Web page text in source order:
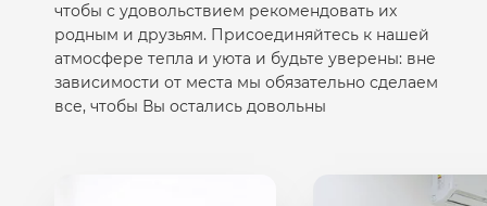
чтобы с удовольствием рекомендовать их
родным и друзьям. Присоединяйтесь к нашей
атмосфере тепла и уюта и будьте уверены: вне
зависимости от места мы обязательно сделаем
все, чтобы Вы остались довольны